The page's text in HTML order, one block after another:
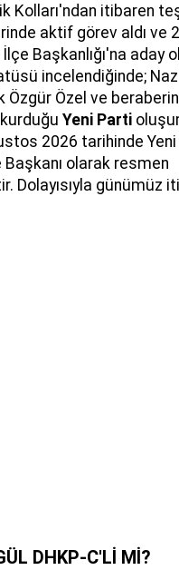
Kolları'ndan itibaren
aktif görev aldı ve
İlçe Başkanlığı'na aday
incelendiğinde;
Özgür Özel ve
Yeni Parti
2026 tarihinde
olarak resmen
Dolayısıyla günümüz
DHKP-C'Lİ Mİ?